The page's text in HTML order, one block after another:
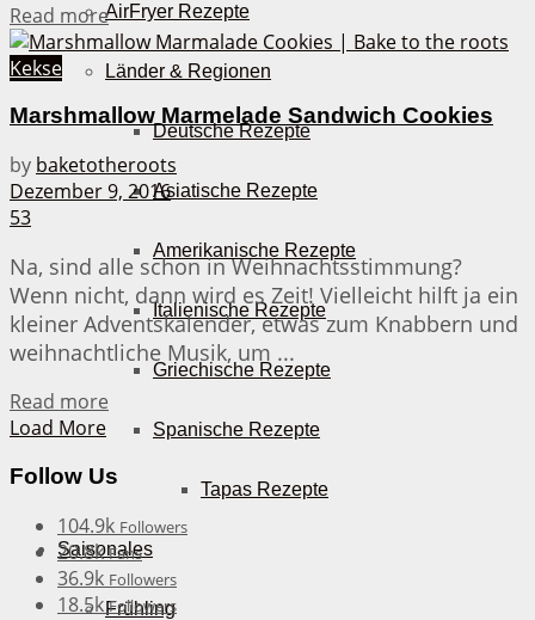
AirFryer Rezepte
Länder & Regionen
Deutsche Rezepte
Asiatische Rezepte
Amerikanische Rezepte
Italienische Rezepte
Griechische Rezepte
Spanische Rezepte
Tapas Rezepte
Saisonales
Frühling
Read moreDetails
Kekse
Marshmallow Marmelade Sandwich Cookies
by baketotheroots
Dezember 9, 2016
53
Na, sind alle schon in Weihnachtsstimmung?
Wenn nicht, dann wird es Zeit! Vielleicht hilft ja ein
kleiner Adventskalender, etwas zum Knabbern und
weihnachtliche Musik, um ...
Read more
Load More
Follow Us
104.9k Followers
20.8k Fans
36.9k Followers
18.5k Followers